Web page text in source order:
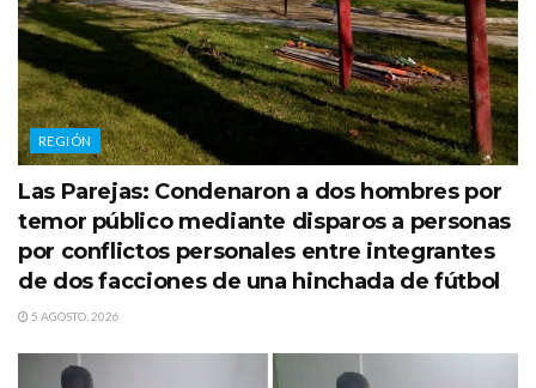
REGIÓN
Las Parejas: Condenaron a dos hombres por
temor público mediante disparos a personas
por conflictos personales entre integrantes
de dos facciones de una hinchada de fútbol
5 AGOSTO, 2026